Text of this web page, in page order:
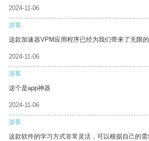
2024-11-06
游客
这款加速器VPM应用程序已经为我们带来了无限的
2024-11-06
游客
这个是app神器
2024-11-06
游客
这款软件的学习方式非常灵活，可以根据自己的需